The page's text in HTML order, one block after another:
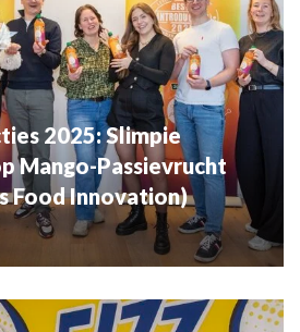
2025: Slimpie
Mango-Passievrucht
Food Innovation)